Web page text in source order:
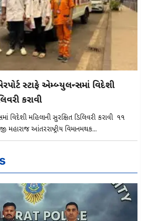
સ્ટાફે એમ્બ્યુલન્સમાં વિદેશી
કરાવી
વિદેશી મહિલાની સુરક્ષિત ડિલિવરી કરાવી ૧૧
મહારાજ આંતરરાષ્ટ્રીય વિમાનમથક...